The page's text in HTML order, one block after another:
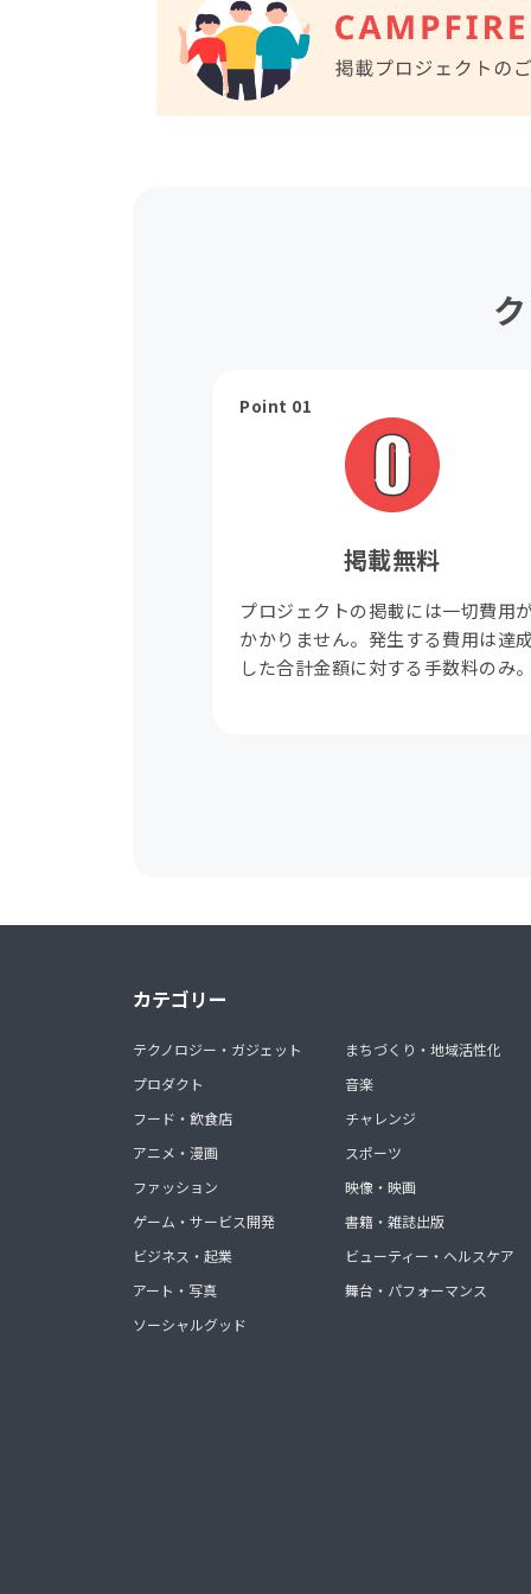
Point 01
掲載無料
プロジェクトの掲載には一切費用
かかりません。発生する費用は達
した合計金額に対する手数料のみ
カテゴリー
テクノロジー・ガジェット
プロダクト
フード・飲食店
アニメ・漫画
ファッション
ゲーム・サービス開発
ビジネス・起業
アート・写真
ソーシャルグッド
まちづくり・地域活性化
音楽
チャレンジ
スポーツ
映像・映画
書籍・雑誌出版
ビューティー・ヘルスケア
舞台・パフォーマンス